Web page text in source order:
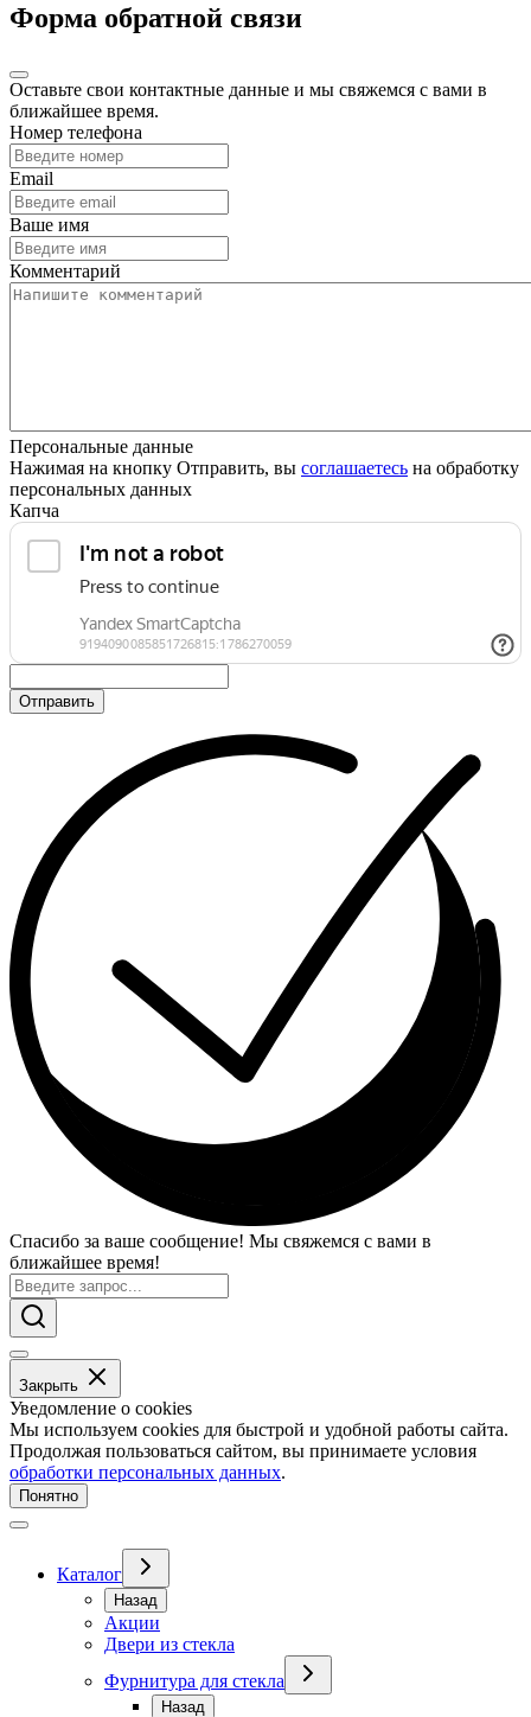
Форма обратной связи
Оставьте свои контактные данные и мы свяжемся с вами в
ближайшее время.
Номер телефона
Email
Ваше имя
Комментарий
Персональные данные
Нажимая на кнопку Отправить, вы соглашаетесь на обработку
персональных данных
Капча
Отправить
Спасибо за ваше сообщение! Мы свяжемся с вами в
ближайшее время!
Закрыть
Уведомление о cookies
Мы используем cookies для быстрой и удобной работы сайта.
Продолжая пользоваться сайтом, вы принимаете условия
обработки персональных данных.
Понятно
Каталог
Назад
Акции
Двери из стекла
Фурнитура для стекла
Назад